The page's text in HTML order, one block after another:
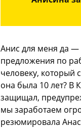
Анис для меня да —
предложения по
человеку, который
она была 10 лет? В
защищал,
мы заработаем
резюмировала